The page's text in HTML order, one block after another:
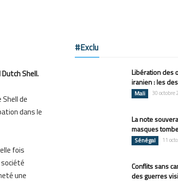
Shell.
de
dans le
fois
une
#Exclu
Libération des
iranien : les
Mali 30 octobre
La note
masques
Sénégal 11
Conflits sans
des guerres